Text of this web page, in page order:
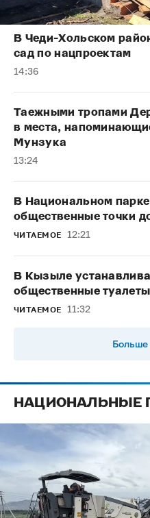
В Чеди-Хольском
сад по нацпроектам
14:36
Таежными тропами
в места,
Мунзука
13:24
В Национальном
общественные точки
ЧИТАЕМОЕ 12:21
В Кызыле
общественные
ЧИТАЕМОЕ 11:32
Больше
НАЦИОНАЛЬНЫЕ